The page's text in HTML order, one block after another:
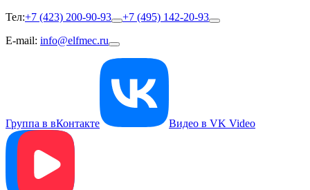
Тел:+7 (423) 200-90-93
+7 (495) 142-20-93
E-mail: info@elfmec.ru
Группа в вКонтакте Видео в VK Video